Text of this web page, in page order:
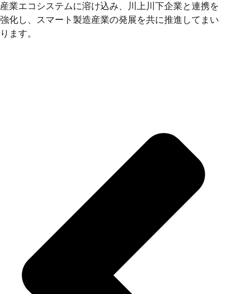
産業エコシステムに溶け込み、川上川下企業と連携を
強化し、スマート製造産業の発展を共に推進してまい
ります。